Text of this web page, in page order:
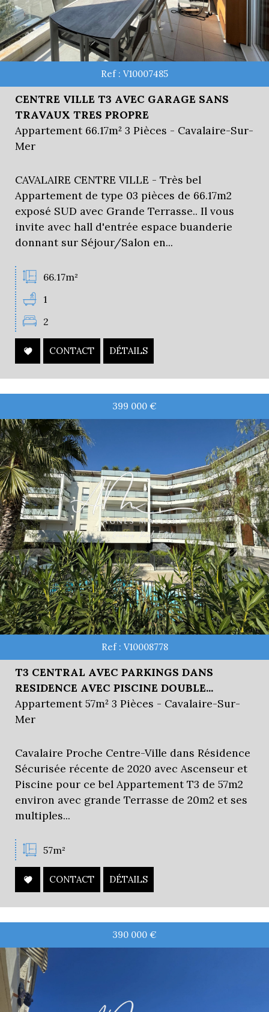
Ref : V10007485
CENTRE VILLE T3 AVEC GARAGE SANS
TRAVAUX TRES PROPRE
Appartement 66.17m² 3 Pièces - Cavalaire-Sur-
Mer
CAVALAIRE CENTRE VILLE - Très bel
Appartement de type 03 pièces de 66.17m2
exposé SUD avec Grande Terrasse.. Il vous
invite avec hall d'entrée espace buanderie
donnant sur Séjour/Salon en...
66.17m²
1
2
CONTACT DÉTAILS
399 000 €
Ref : V10008778
T3 CENTRAL AVEC PARKINGS DANS
RESIDENCE AVEC PISCINE DOUBLE...
Appartement 57m² 3 Pièces - Cavalaire-Sur-
Mer
Cavalaire Proche Centre-Ville dans Résidence
Sécurisée récente de 2020 avec Ascenseur et
Piscine pour ce bel Appartement T3 de 57m2
environ avec grande Terrasse de 20m2 et ses
multiples...
57m²
CONTACT DÉTAILS
390 000 €